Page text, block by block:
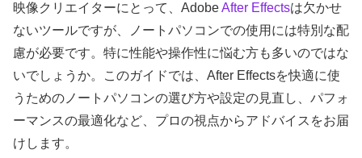
映像クリエイターにとって、AdobeAfter Effectsは欠かせ
ないツールですが、ノートパソコンでの使用には特別な配
慮が必要です。特に性能や操作性に悩む方も多いのではな
いでしょうか。このガイドでは、After Effectsを快適に使
うためのノートパソコンの選び方や設定の見直し、パフォ
ーマンスの最適化など、プロの視点からアドバイスをお届
けします。